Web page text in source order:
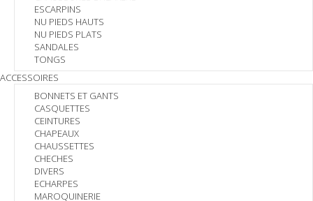
ESCARPINS
NU PIEDS HAUTS
NU PIEDS PLATS
SANDALES
TONGS
ACCESSOIRES
BONNETS ET GANTS
CASQUETTES
CEINTURES
CHAPEAUX
CHAUSSETTES
CHECHES
DIVERS
ECHARPES
MAROQUINERIE